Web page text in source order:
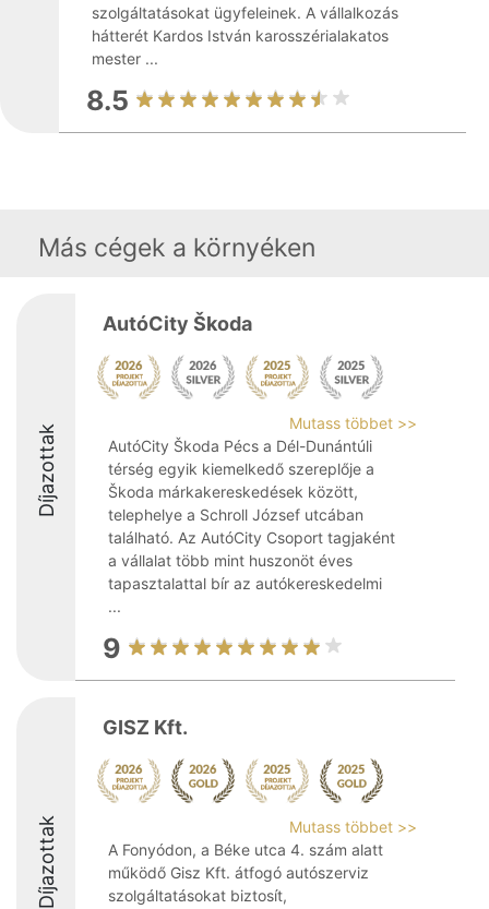
szolgáltatásokat ügyfeleinek. A vállalkozás
hátterét Kardos István karosszérialakatos
mester ...
8.5
Más cégek a környéken
Díjazottak
AutóCity Škoda
Mutass többet >>
AutóCity Škoda Pécs a Dél-Dunántúli
térség egyik kiemelkedő szereplője a
Škoda márkakereskedések között,
telephelye a Schroll József utcában
található. Az AutóCity Csoport tagjaként
a vállalat több mint huszonöt éves
tapasztalattal bír az autókereskedelmi
...
9
Díjazottak
GISZ Kft.
Mutass többet >>
A Fonyódon, a Béke utca 4. szám alatt
működő Gisz Kft. átfogó autószerviz
szolgáltatásokat biztosít,